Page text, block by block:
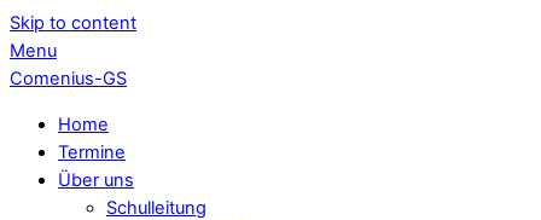
Skip to content
Menu
Comenius-GS
Home
Termine
Über uns
Schulleitung